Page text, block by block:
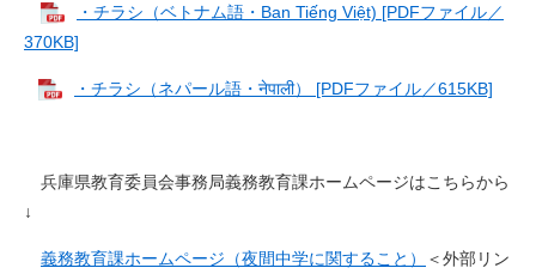
・チラシ（ベトナム語・Ban Tiếng Việt) [PDFファイル／
370KB]
・チラシ（ネパール語・नेपाली） [PDFファイル／615KB]
兵庫県教育委員会事務局義務教育課ホームページはこちらから
↓
義務教育課ホームページ（夜間中学に関すること）
＜外部リン